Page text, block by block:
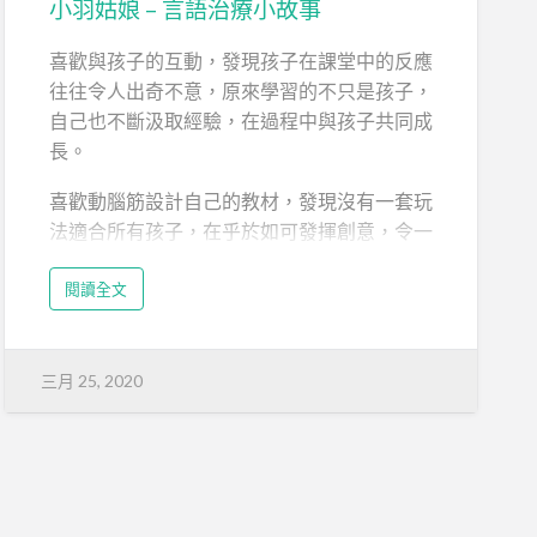
小羽姑娘 – 言語治療小故事
喜歡與孩子的互動，發現孩子在課堂中的反應
往往令人出奇不意，原來學習的不只是孩子，
自己也不斷汲取經驗，在過程中與孩子共同成
長。
喜歡動腦筋設計自己的教材，發現沒有一套玩
法適合所有孩子，在乎於如可發揮創意，令一
喜歡與人分享工作樂事，發現很多朋友也遇到
發，於是決定開設專頁，與更多人分享我的故
閱讀全文
三月 25, 2020